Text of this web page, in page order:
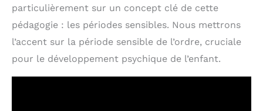
particulièrement sur un concept clé de cette
pédagogie : les périodes sensibles. Nous mettrons
l’accent sur la période sensible de l’ordre, cruciale
pour le développement psychique de l’enfant.